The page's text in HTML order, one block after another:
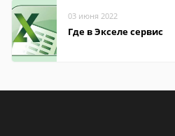
03 июня 2022
Где в Экселе сервис